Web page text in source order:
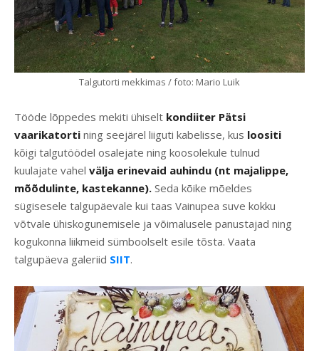
Talgutorti mekkimas / foto: Mario Luik
Tööde lõppedes mekiti ühiselt kondiiter Pätsi
vaarikatorti ning seejärel liiguti kabelisse, kus loositi
kõigi talgutöödel osalejate ning koosolekule tulnud
kuulajate vahel välja erinevaid auhindu (nt majalippe,
mõõdulinte, kastekanne). Seda kõike mõeldes
sügisesele talgupäevale kui taas Vainupea suve kokku
võtvale ühiskogunemisele ja võimalusele panustajad ning
kogukonna liikmeid sümboolselt esile tõsta. Vaata
talgupäeva galeriid SIIT.